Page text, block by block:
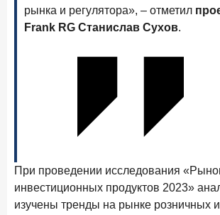
Итоги недели, наша трактовка основных
на банковском рынке
согласие на обработку персональных данных
согласие на получение информационной и
Политика конфиденциальности
8 июня 2026 года
По итогам мая 2026 года объем выдач
составил 993,8 млрд руб.
рынка и регулятора», – отметил
Frank RG Станислав Сухов.
При проведении исследования
инвестиционных продуктов 2023»
изучены тренды на рынке розничных